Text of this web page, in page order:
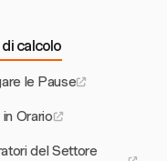
calcolo
le Pause
Orario
del Settore